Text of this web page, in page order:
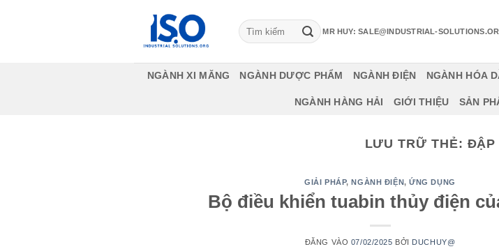
Tìm
kiếm:
MR HUY: SALE@INDUSTRIAL-
NGÀNH XI MĂNG NGÀNH DƯỢC PHẨM NGÀNH ĐIỆN NGÀNH HÓA
NGÀNH HÀNG HẢI GIỚI THIỆU SẢN
LƯU TRỮ THẺ: ĐẬP
GIẢI PHÁP,NGÀNH ĐIỆN,ỨNG DỤNG
Bộ điều khiển tuabin thủy điện
ĐĂNG VÀO 07/02/2025 BỞI DUCHUY@